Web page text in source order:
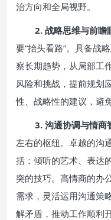
治方向和全局视野。
2. 战略思维与前瞻
要“抬头看路”。具备战
察长期趋势，从局部工
风险和挑战，提前规划
性、战略性的建议，避
3. 沟通协调与情商
左右的枢纽。卓越的沟
括：倾听的艺术、表达
突的技巧。高情商的办
需求，灵活运用沟通策
解矛盾，推动工作顺利开